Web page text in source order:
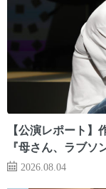
【公演レポート
『母さん、ラブソ
2026.08.04